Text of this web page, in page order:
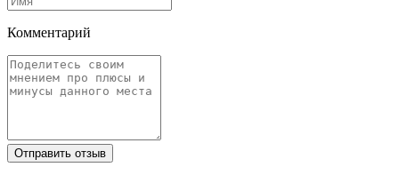
Комментарий
Отправить отзыв